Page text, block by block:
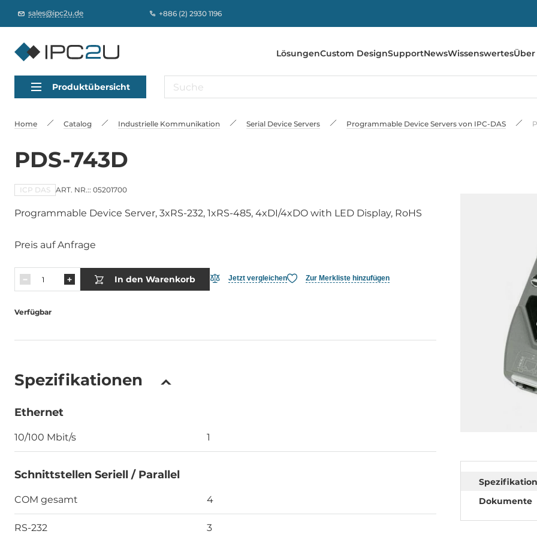
sales@ipc2u.de +886 (2) 2930 1196
LösungenCustom DesignSupportNewsWissenswertes
Produktübersicht
Home Catalog Industrielle Kommunikation Serial Device Servers Programmable Device Servers von IPC-DAS
PDS-743D
ICP DAS ART. NR.:: 05201700
Programmable Device Server, 3xRS-232, 1xRS-485, 4xDI/4xDO with LED Display, RoHS
Preis auf Anfrage
In den Warenkorb Jetzt vergleichen Zur Merkliste hinzufügen
Verfügbar
Spezifikationen
Ethernet
10/100 Mbit/s 1
Schnittstellen Seriell / Parallel
COM gesamt 4
RS-232 3
Dokumente